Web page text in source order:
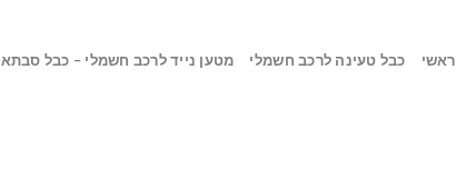
ראשי כבל טעינה לרכב חשמלי מטען נייד לרכב חשמלי – כבל סבתא